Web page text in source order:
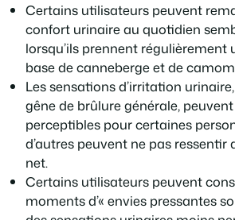
Certains utilisateurs peuvent
confort urinaire au quotidien
lorsqu’ils prennent régulièrement
base de canneberge et de
Les sensations d’irritation
gêne de brûlure générale,
perceptibles pour certaines
d’autres peuvent ne pas
net.
Certains utilisateurs peuvent
moments d’« envies pressantes